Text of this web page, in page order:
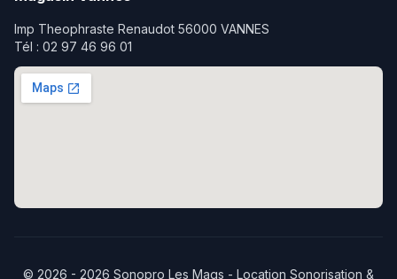
Imp Theophraste Renaudot 56000 VANNES
Tél : 02 97 46 96 01
© 2026 - 2026 Sonopro Les Mags - Location Sonorisation &